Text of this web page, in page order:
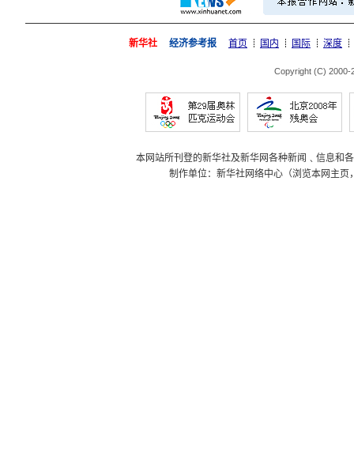
新华社 经济参考报 首页 国内 国际 深度
Copyright (C) 2000-
本网站所刊登的新华社及新华网各种新闻﹑信息和
制作单位：新华社网络中心（浏览本网主